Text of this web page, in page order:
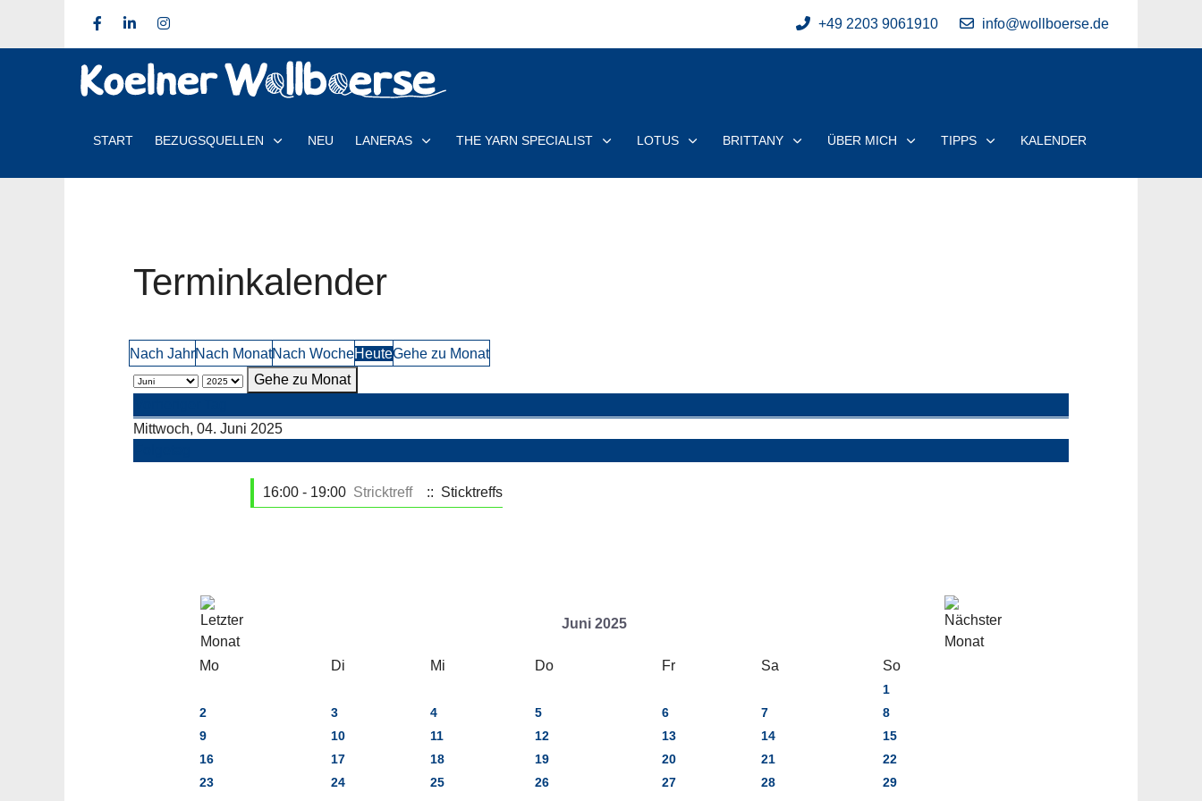
+49 2203 9061910 info@wollboerse.de
START BEZUGSQUELLEN NEU LANERAS THE YARN SPECIALIST LOTUS BRITTANY ÜBER MICH TIPPS KALENDER
Terminkalender
Nach JahrNach MonatNach WocheHeuteGehe zu Monat
Gehe zu Monat
Mittwoch, 04. Juni 2025
16:00 - 19:00 Stricktreff :: Sticktreffs
Juni 2025
Mo Di Mi Do Fr Sa So
1
2
3 4 5 6 7
8
9
10 11 12 13 14
15
16
17 18 19 20 21
22
23
24 25 26 27 28
29